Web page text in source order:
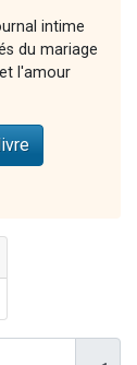
intime
du mariage
l'amour